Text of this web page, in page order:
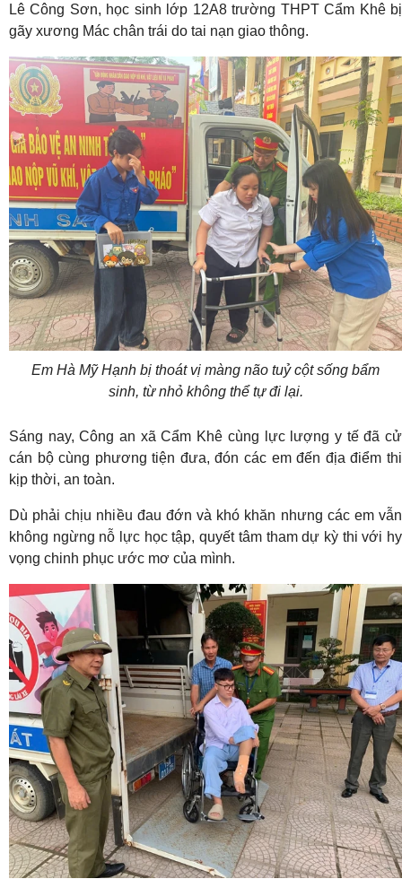
Lê Công Sơn, học sinh lớp 12A8 trường THPT Cẩm Khê bị
gãy xương Mác chân trái do tai nạn giao thông.
Em Hà Mỹ Hạnh bị thoát vị màng não tuỷ cột sống bẩm
sinh, từ nhỏ không thể tự đi lại.
Sáng nay, Công an xã Cẩm Khê cùng lực lượng y tế đã cử
cán bộ cùng phương tiện đưa, đón các em đến địa điểm thi
kịp thời, an toàn.
Dù phải chịu nhiều đau đớn và khó khăn nhưng các em vẫn
không ngừng nỗ lực học tập, quyết tâm tham dự kỳ thi với hy
vọng chinh phục ước mơ của mình.